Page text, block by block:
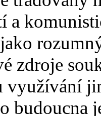
a
zdroje
využívání
budoucna